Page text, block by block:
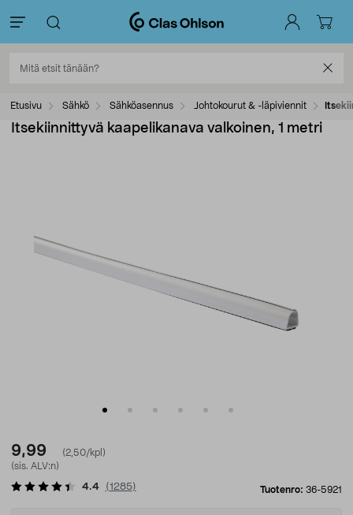
Etusivu Sähkö Sähköasennus Johtokourut & -läpiviennit
Itsekiinnittyvä kaapelikanava valkoinen, 1 metri
9,99
(2,50/kpl)
(sis. ALV:n)
Tuotenro: 36-5921
4.4 (1285)